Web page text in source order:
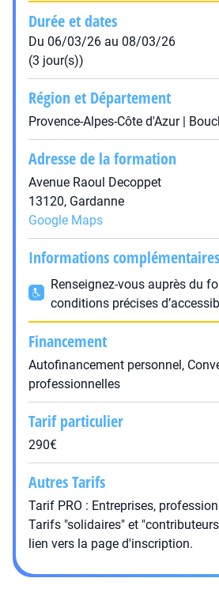
Durée et dates
Du 06/03/26 au 08/03/26
(3 jour(s))
Région et Département
Provence-Alpes-Côte d'Azur |
Adresse de la formation
Avenue Raoul Decoppet
13120, Gardanne
Google Maps
Informations complémentaires
Renseignez-vous auprès du
conditions précises
Financement
Autofinancement personnel,
professionnelles
Tarif particulier
290€
Autres Tarifs
Tarif PRO : Entreprises,
Tarifs "solidaires" et
lien vers la page d'inscription.